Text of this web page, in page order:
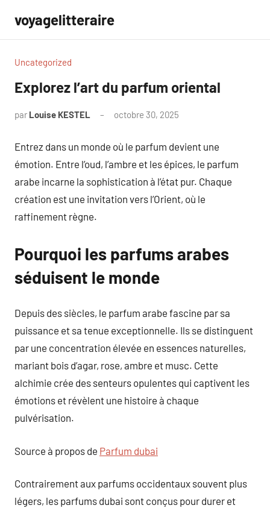
contenu
voyagelitteraire
Uncategorized
Explorez l’art du parfum oriental
par Louise KESTEL octobre 30, 2025
Entrez dans un monde où le parfum devient une
émotion. Entre l’oud, l’ambre et les épices, le parfum
arabe incarne la sophistication à l’état pur. Chaque
création est une invitation vers l’Orient, où le
raffinement règne.
Pourquoi les parfums arabes
séduisent le monde
Depuis des siècles, le parfum arabe fascine par sa
puissance et sa tenue exceptionnelle. Ils se distinguent
par une concentration élevée en essences naturelles,
mariant bois d’agar, rose, ambre et musc. Cette
alchimie crée des senteurs opulentes qui captivent les
émotions et révèlent une histoire à chaque
pulvérisation.
Source à propos de Parfum dubai
Contrairement aux parfums occidentaux souvent plus
légers, les parfums dubai sont conçus pour durer et